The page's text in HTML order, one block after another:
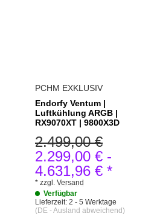
PCHM EXKLUSIV
Endorfy Ventum |
Luftkühlung ARGB |
RX9070XT | 9800X3D
2.299,00 € -
4.631,96 € *
2.499,00 €
* zzgl. Versand
Verfügbar
Lieferzeit: 2 - 5 Werktage
(DE - Ausland abweichend)